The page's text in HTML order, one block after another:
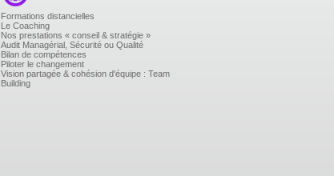
Formations distancielles
Le Coaching
Nos prestations « conseil & stratégie »
Audit Managérial, Sécurité ou Qualité
Bilan de compétences
Piloter le changement
Vision partagée & cohésion d'équipe : Team
Building